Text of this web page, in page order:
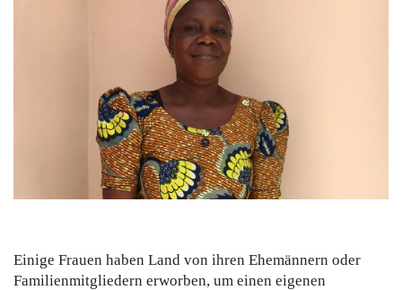
Einige Frauen haben Land von ihren Ehemännern oder
Familienmitgliedern erworben, um einen eigenen